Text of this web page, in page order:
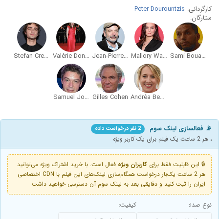
کارگردانی: Peter Dourountzis
ستارگان:
Sami Bouajila
Mallory Wanecque
Jean-Pierre Darroussin
Valérie Donzelli
Stefan Crepon
Andréa Bescond
Gilles Cohen
Samuel Jouy
📡 فعالسازی لینک سوم 2 نفر درخواست داده
، هر 2 ساعت یک فیلم برای یک کاربر ویژه
🔒 این قابلیت فقط برای کاربران ویژه فعال است. با خرید اشتراک ویژه می‌توانید
هر 2 ساعت یک‌بار درخواست همگام‌سازی لینک‌های این فیلم با CDN اختصاصی
ایران را ثبت کنید و دقایقی بعد به لینک سوم آن دسترسی خواهید داشت
نوع صدا: کیفیت: